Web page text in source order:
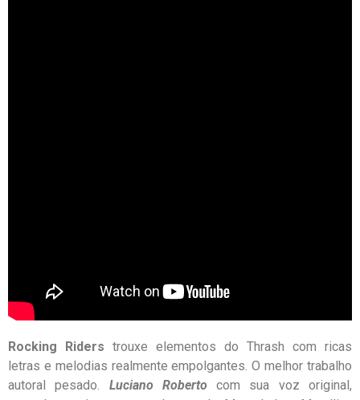
Rocking Riders trouxe elementos do Thrash com ricas
letras e melodias realmente empolgantes. O melhor trabalho
autoral pesado. Luciano Robertocom sua voz original,